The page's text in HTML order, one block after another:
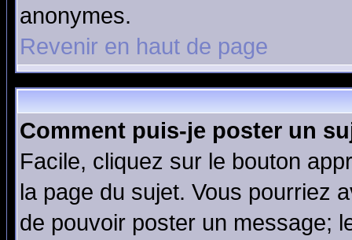
anonymes.
Revenir en haut de page
Comment puis-je poster un
Facile, cliquez sur le bouton
la page du sujet. Vous pourriez
de pouvoir poster un message;